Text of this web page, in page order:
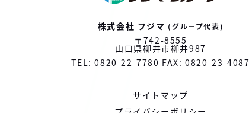
株式会社 フジマ (グループ代表)
〒742-8555
山口県柳井市柳井987
TEL: 0820-22-7780 FAX: 0820-23-4087
サイトマップ